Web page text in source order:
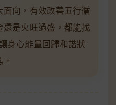
向，有效改善五行循
是火旺過盛，都能找
身心能量回歸和諧狀
。